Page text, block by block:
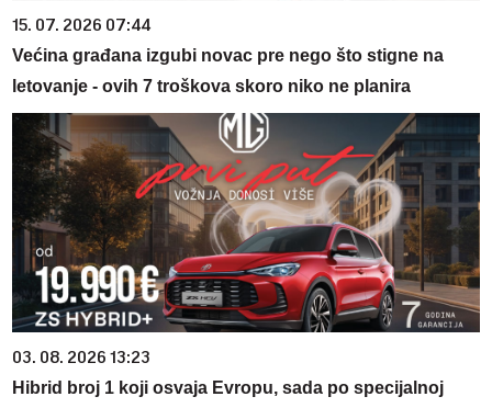
15. 07. 2026 07:44
Većina građana izgubi novac pre nego što stigne na
letovanje - ovih 7 troškova skoro niko ne planira
03. 08. 2026 13:23
Hibrid broj 1 koji osvaja Evropu, sada po specijalnoj